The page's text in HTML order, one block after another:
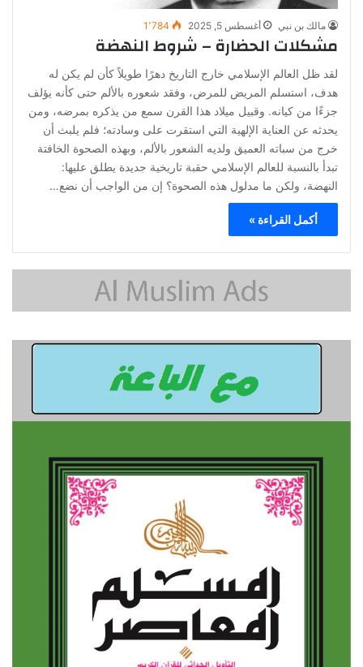
مالك بن نبي أغسطس 5, 2025 1٬784
مشكلات الحضارة – شروط النهضة
لقد ظل العالم الإسلامي خارج التاريخ دهرًا طويلاً كأن لم يكن له
هدف، استسلم المريض للمرض، وفقد شعوره بالألم حتى كأنه يؤلف
جزءًا من كيانه. وقبيل ميلاد هذا القرن سمع من يذكره بمرضه، ومن
يحدثه عن العناية الإلهية التي استقرت على وسادته؛ فلم يلبث أن
خرج من سباته العميق ولديه الشعور بالألم، وبهذه الصحوة الخافتة
تبدأ بالنسبة للعالم الإسلامي حقبة تاريخية جديدة يطلق عليها:
النهضة، ولكن ما مدلول هذه الصحوة؟ إن من الواجب أن نضع…
أكمل القراءة »